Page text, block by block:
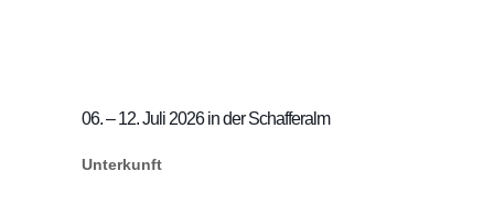
06. – 12. Juli 2026 in der Schafferalm
Unterkunft